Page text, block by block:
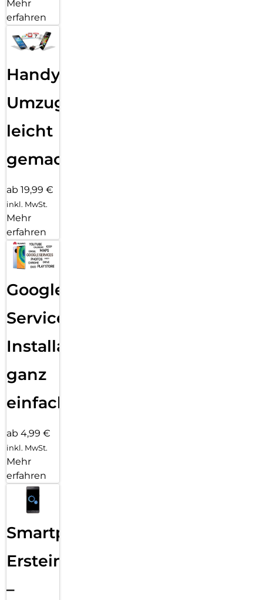
Mehr
erfahren
Handy
Umzug
leicht
gemacht!
ab 19,99 €
inkl. MwSt.
Mehr
erfahren
Google
Services
Installation
ganz
einfach
ab 4,99 €
inkl. MwSt.
Mehr
erfahren
Smartphone
Ersteinrichtung
–